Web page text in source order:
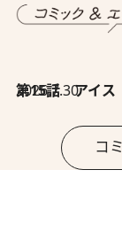
2026.7.30
第15話 アイス
コ